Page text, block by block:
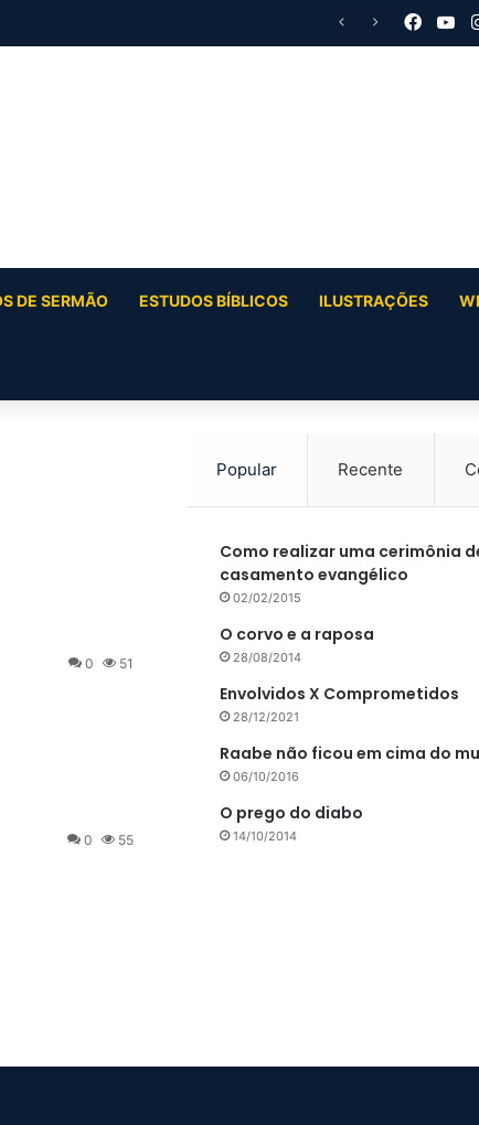
DE SERMÃO ESTUDOS BÍBLICOS ILUSTRAÇÕES
0 51
0 55
Popular Recente
Como realizar uma cerimônia
casamento evangélico
02/02/2015
O corvo e a raposa
28/08/2014
Envolvidos X Comprometidos
28/12/2021
Raabe não ficou em cima do
06/10/2016
O prego do diabo
14/10/2014